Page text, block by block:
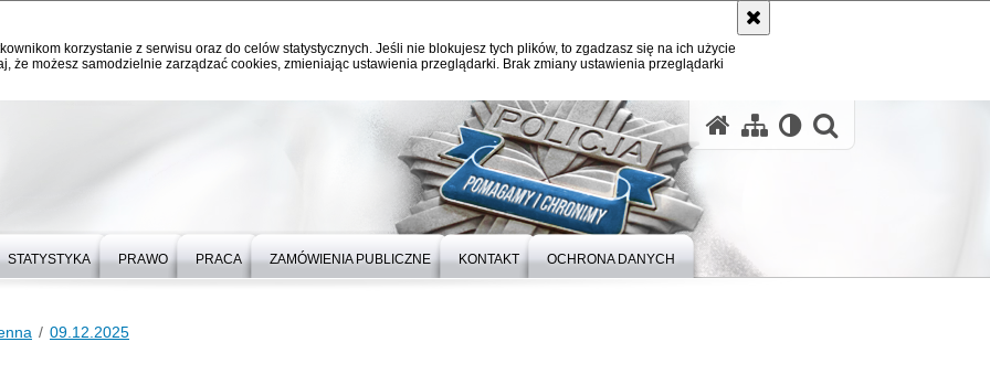
korzystanie z serwisu oraz do celów statystycznych. Jeśli nie blokujesz tych plików, to zgadzasz się na ich użycie
że możesz samodzielnie zarządzać cookies, zmieniając ustawienia przeglądarki. Brak zmiany ustawienia przeglądarki
STATYSTYKA PRAWO PRACA ZAMÓWIENIA PUBLICZNE KONTAKT OCHRONA DANYCH
09.12.2025